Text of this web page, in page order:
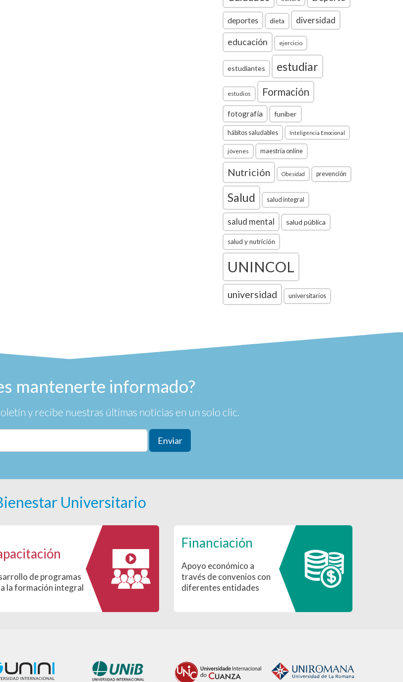
deportes dieta diversidad
educación ejercicio
estudiantes estudiar
estudios Formación
fotografía funiber
hábitos saludables Inteligencia Emocional
jóvenes maestría online
Nutrición Obesidad prevención
Salud salud integral
salud mental salud pública
salud y nutrición
UNINCOL
universidad universitarios
mantenerte informado?
y recibe nuestras últimas noticias en un solo clic.
Enviar
Universitario
de programas
la formación integral
Financiación
Apoyo económico a
través de convenios con
diferentes entidades